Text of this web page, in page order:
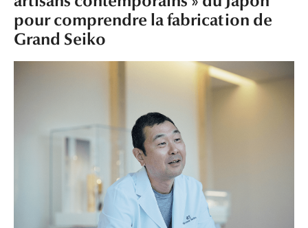
pour comprendre la fabrication de
Grand Seiko